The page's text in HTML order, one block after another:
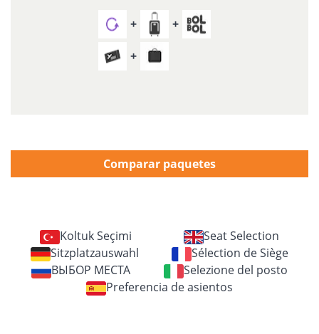
Comparar paquetes
Koltuk Seçimi
Seat Selection
Sitzplatzauswahl
Sélection de Siège
ВЫБОР МЕСТА
Selezione del posto
Preferencia de asientos